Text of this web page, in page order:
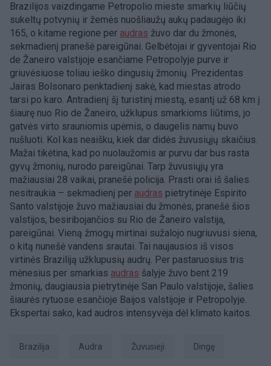
Brazilijos vaizdingame Petropolio mieste smarkių liūčių
sukeltų potvynių ir žemės nuošliaužų aukų padaugėjo iki
165, o kitame regione per audras žuvo dar du žmonės,
sekmadienį pranešė pareigūnai. Gelbėtojai ir gyventojai Rio
de Žaneiro valstijoje esančiame Petropolyje purve ir
griuvėsiuose toliau ieško dingusių žmonių. Prezidentas
Jairas Bolsonaro penktadienį sakė, kad miestas atrodo
tarsi po karo. Antradienį šį turistinį miestą, esantį už 68 km į
šiaurę nuo Rio de Žaneiro, užklupus smarkioms liūtims, jo
gatvės virto srauniomis upėmis, o daugelis namų buvo
nušluoti. Kol kas neaišku, kiek dar didės žuvusiųjų skaičius.
Mažai tikėtina, kad po nuolaužomis ar purvu dar bus rasta
gyvų žmonių, nurodo pareigūnai. Tarp žuvusiųjų yra
mažiausiai 28 vaikai, pranešė policija. Prasti orai iš šalies
nesitraukia – sekmadienį per audras pietrytinėje Espirito
Santo valstijoje žuvo mažiausiai du žmonės, pranešė šios
valstijos, besiribojančios su Rio de Žaneiro valstija,
pareigūnai. Vieną žmogų mirtinai sužalojo nugriuvusi siena,
o kitą nunešė vandens srautai. Tai naujausios iš visos
virtinės Braziliją užklupusių audrų. Per pastaruosius tris
mėnesius per smarkias audras šalyje žuvo bent 219
žmonių, daugiausia pietrytinėje San Paulo valstijoje, šalies
šiaurės rytuose esančioje Baijos valstijoje ir Petropolyje.
Ekspertai sako, kad audros intensyvėja dėl klimato kaitos.
Brazilija Audra žuvusieji dingę